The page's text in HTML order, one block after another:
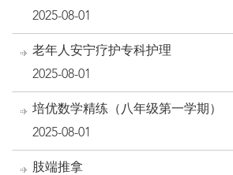
2025-08-01
老年人安宁疗护专科护理
2025-08-01
培优数学精练（八年级第一学期）
2025-08-01
肢端推拿